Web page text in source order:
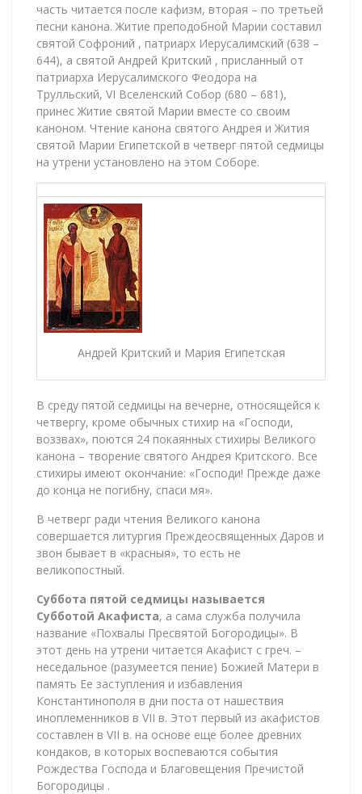
часть читается после кафизм, вторая – по третьей
песни канона. Житие преподобной Марии составил
святой Софроний , патриарх Иерусалимский (638 –
644), а святой Андрей Критский , присланный от
патриарха Иерусалимского Феодора на
Трулльский, VI Вселенский Собор (680 – 681),
принес Житие святой Марии вместе со своим
каноном. Чтение канона святого Андрея и Жития
святой Марии Египетской в четверг пятой седмицы
на утрени установлено на этом Соборе.
Андрей Критский и Мария Египетская
В среду пятой седмицы на вечерне, относящейся к
четвергу, кроме обычных стихир на «Господи,
воззвах», поются 24 покаянных стихиры Великого
канона – творение святого Андрея Критского. Все
стихиры имеют окончание: «Господи! Прежде даже
до конца не погибну, спаси мя».
В четверг ради чтения Великого канона
совершается литургия Преждеосвященных Даров и
звон бывает в «красныя», то есть не
великопостный.
Суббота пятой седмицы называется
Субботой Акафиста, а сама служба получила
название «Похвалы Пресвятой Богородицы». В
этот день на утрени читается Акафист с греч. –
неседальное (разумеется пение) Божией Матери в
память Ее заступления и избавления
Константинополя в дни поста от нашествия
иноплеменников в VII в. Этот первый из акафистов
составлен в VII в. на основе еще более древних
кондаков, в которых воспеваются события
Рождества Господа и Благовещения Пречистой
Богородицы .